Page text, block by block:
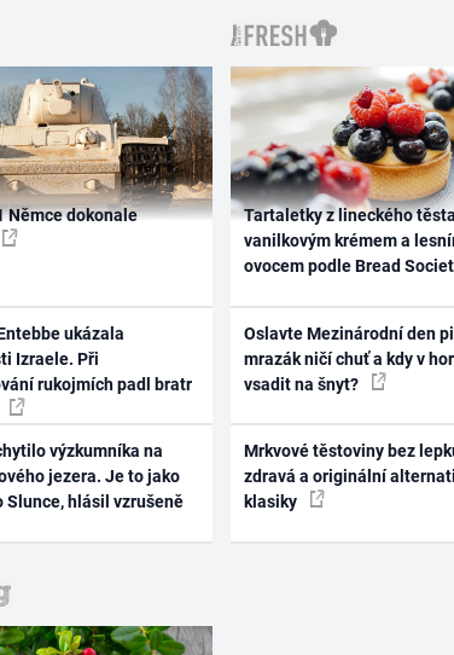
Němce dokonale
ukázala
Izraele. Při
rukojmích padl bratr
výzkumníka na
jezera. Je to jako
Slunce, hlásil vzrušeně
Tartaletky z lineckého
vanilkovým krémem a
ovocem podle Bread
Oslavte Mezinárodní den
mrazák ničí chuť a kdy v
vsadit na šnyt?
Mrkvové těstoviny bez
zdravá a originální
klasiky